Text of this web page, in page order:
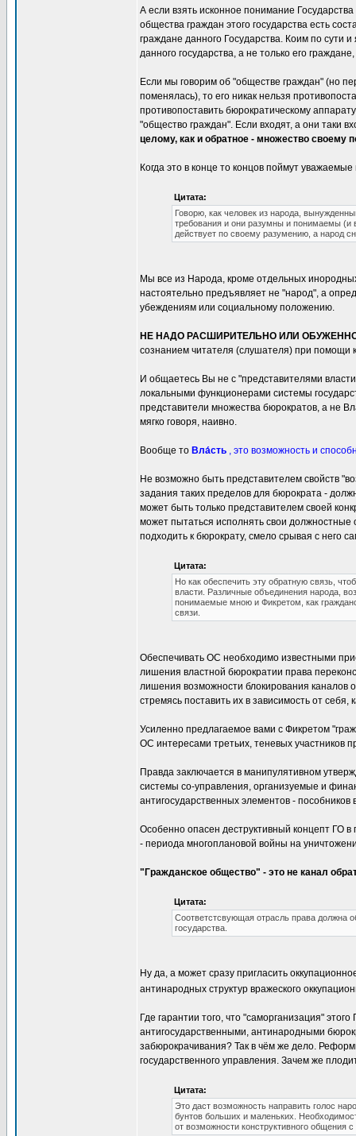
А если взять исконное понимание
общества граждан этого государства есть
граждане данного Государства. Коим по сути
данного государства, а не только его
Если мы говорим об "обществе граждан" (но
поменялась), то его никак нельзя
противопоставить бюрократическому
"общество граждан". Если входят, а они таки
целому, как и обратное - множество своему
Когда это в конце то концов поймут
Цитата:
Говорю, как человек из народа,
требования и они разумны и понимаемы (и
действует по своему разумению, а народ
Мы все из Народа, кроме отдельных
настоятельно предъявляет не "народ", а
убеждениям или социальному положению.
НЕ НАДО РАСШИРИТЕЛЬНО ИЛИ
сознанием читателя (слушателя) при помощи
И общаетесь Вы не с "представителями
локальными функционерами системы
представители множества бюрократов, а не
мягко говоря, наивно.
Вообще то Вла́сть , это возможность и
Не возможно быть представителем свойств
задания таких пределов для бюрократа -
может быть только представителем своей
может пытаться исполнять свои должностные
подходить к бюрократу, смело срывая с него
Цитата:
Но как обеспечить эту обратную связь,
власти. Различные объединения народа,
понимаемые мною и Фикретом, как
связи.
Обеспечивать ОС необходимо известными
лишения властной бюрократии права
лишения возможности блокирования каналов
стремясь поставить их в зависимость от
Усиленно предлагаемое вами с Фикретом
ОС интересами третьих, теневых участников
Правда заключается в манипулятивном
системы со-управления, организуемые и
антигосударственных элементов -
Особенно опасен деструктивный концепт ГО в
- периода многоплановой войны на
"Гражданское общество" - это не канал
Цитата:
Соответстсвующая отрасль права должна
государства.
Ну да, а может сразу пригласить
антинародных структур вражеского
Где гарантии того, что "саморганизация"
антигосударственными, антинародными
забюрокрачивания? Так в чём же дело.
государственного управления. Зачем же
Цитата:
Это даст возможность направить голос
бунтов больших и маленьких.
от возможности конструктивного общения